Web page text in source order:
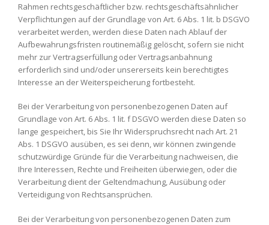
Rahmen rechtsgeschäftlicher bzw. rechtsgeschäftsähnlicher
Verpflichtungen auf der Grundlage von Art. 6 Abs. 1 lit. b DSGVO
verarbeitet werden, werden diese Daten nach Ablauf der
Aufbewahrungsfristen routinemäßig gelöscht, sofern sie nicht
mehr zur Vertragserfüllung oder Vertragsanbahnung
erforderlich sind und/oder unsererseits kein berechtigtes
Interesse an der Weiterspeicherung fortbesteht.
Bei der Verarbeitung von personenbezogenen Daten auf
Grundlage von Art. 6 Abs. 1 lit. f DSGVO werden diese Daten so
lange gespeichert, bis Sie Ihr Widerspruchsrecht nach Art. 21
Abs. 1 DSGVO ausüben, es sei denn, wir können zwingende
schutzwürdige Gründe für die Verarbeitung nachweisen, die
Ihre Interessen, Rechte und Freiheiten überwiegen, oder die
Verarbeitung dient der Geltendmachung, Ausübung oder
Verteidigung von Rechtsansprüchen.
Bei der Verarbeitung von personenbezogenen Daten zum